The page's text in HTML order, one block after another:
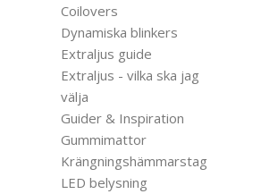
Coilovers
Dynamiska blinkers
Extraljus guide
Extraljus - vilka ska jag
välja
Guider & Inspiration
Gummimattor
Krängningshämmarstag
LED belysning